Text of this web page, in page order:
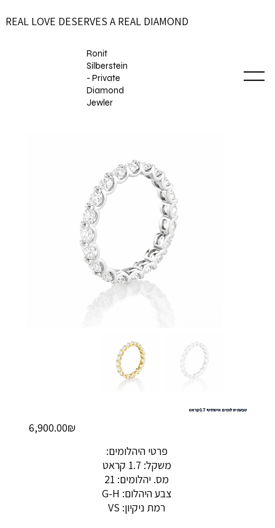
REAL LOVE DESERVES A REAL DIAMOND
Ronit
Silberstein
- Private
Diamond
Jewler
טבעת יהלומים איטרניטי 1.7 קראט
‏6,900.00 ‏₪
פרטי היהלומים:
משקל: 1.7 קראט
מס. יהלומים: 21
צבע היהלום: G-H
רמת ניקיון: VS